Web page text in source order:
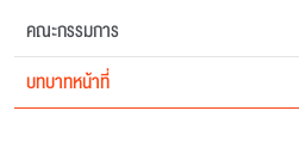
คณะกรรมการ
บทบาทหน้าที่